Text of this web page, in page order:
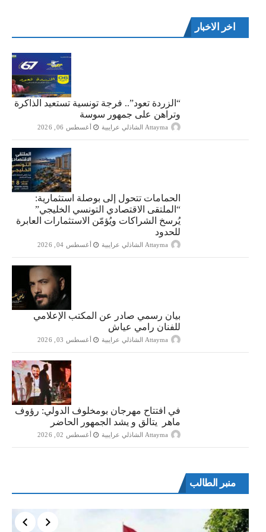
اخر الاخبار
“الزردة تعود”.. فرجة تونسية تستعيد الذاكرة
وتراهن على جمهور سوسة
Attayma الشاذلي عرايبية أغسطس 06, 2026
الحمامات تتحول إلى بوصلة استثمارية:
“الملتقى الاقتصادي التونسي الخليجي”
يُرسخ الشراكات ويُؤمّن الاستثمارات العابرة
للحدود
Attayma الشاذلي عرايبية أغسطس 04, 2026
بيان رسمي صادر عن المكتب الإعلامي
للفنان رامي عياش
Attayma الشاذلي عرايبية أغسطس 03, 2026
في افتتاح مهرجان بومخلوف الدولي: رؤوف
ماهر يتالق و يشد الجمهور الحاضر
Attayma الشاذلي عرايبية أغسطس 02, 2026
منبر الطالب